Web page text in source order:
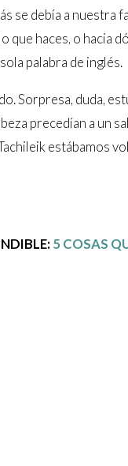
se debía a nuestra
que haces, o hacia
palabra de inglés.
Sorpresa, duda,
precedían a un
estábamos
5 COSAS